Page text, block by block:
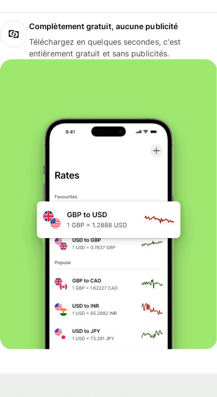
Complètement gratuit, aucune publicité
Téléchargez en quelques secondes, c'est
entièrement gratuit et sans publicités.